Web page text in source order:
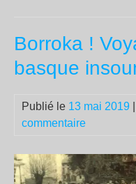
Borroka !
basque
Publié le 13 mai 2019
commentaire